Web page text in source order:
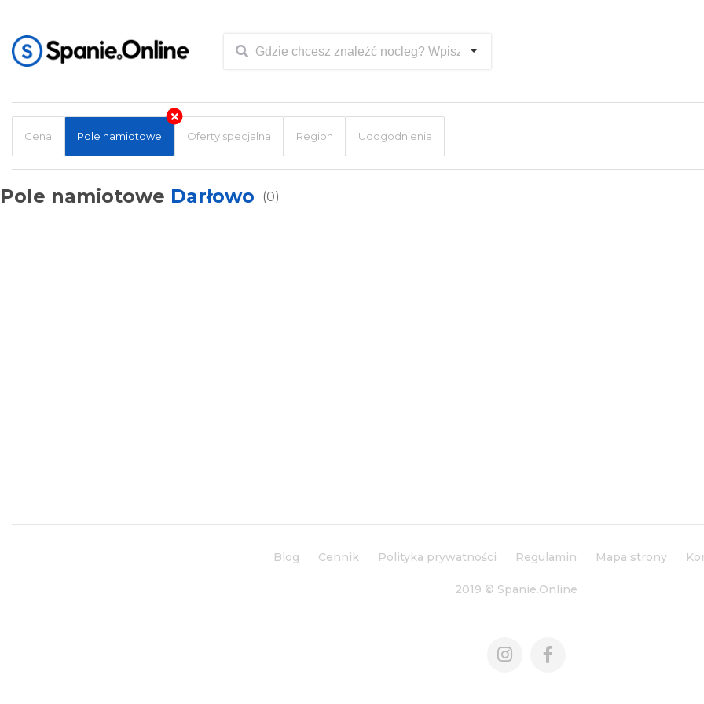
Cena Pole namiotowe Oferty specjalna Region Udogodnienia
Pole namiotowe Darłowo (0)
Blog Cennik Polityka prywatności Regulamin Mapa strony
2019 © Spanie.Online